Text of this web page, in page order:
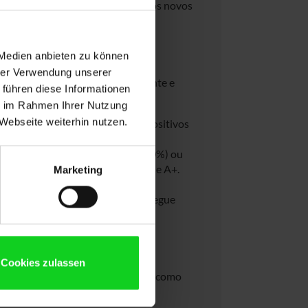
anbieten zu können
Verwendung unserer
diese Informationen
Rahmen Ihrer Nutzung
weiterhin nutzen.
Marketing
Cookies zulassen
– mais do que muitos produtos novos
na prática?
são tecnicamente, esteticamente e
ao de equipamentos novos.
impecáveis são aceites. Dispositivos
(com capacidade inferior a 80%) ou
a classificação de qualidade A+.
renovado.
cada notebook é testado e entregue
padrões visuais e técnicos, como